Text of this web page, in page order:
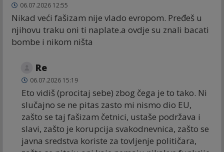
06.07.2026 12:55
Nikad veći fašizam nije vlado evropom. Pređeš u
njihovu traku oni ti naplate.a ovdje su znali bacati
bombe i nikom ništa
Re
06.07.2026 15:19
Eto vidiš (procitaj sebe) zbog čega je to tako. Ni
slučajno se ne pitas zasto mi nismo dio EU,
zašto se taj fašizam četnici, ustaše podržava i
slavi, zašto je korupcija svakodnevnica, zašto se
javna sredstva koriste za tovljenje političara,